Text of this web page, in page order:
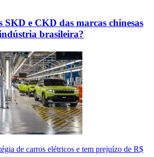
SKD e CKD das marcas chinesas
brasileira?
de carros elétricos e tem prejuízo de R$